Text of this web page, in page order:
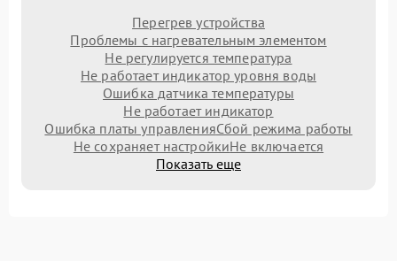
Перегрев устройства
Проблемы с нагревательным элементом
Не регулируется температура
Не работает индикатор уровня воды
Ошибка датчика температуры
Не работает индикатор
Ошибка платы управленияСбой режима работы
Не сохраняет настройкиНе включается
Показать еще